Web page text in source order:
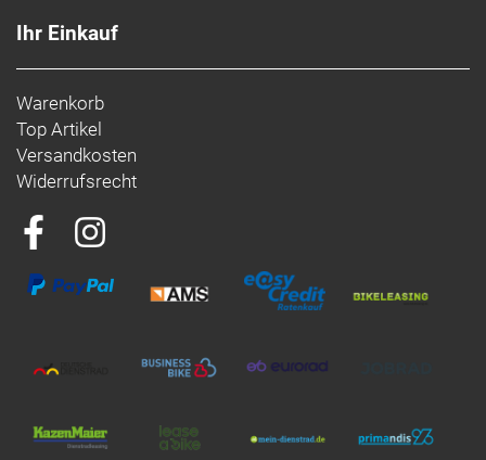
Ihr Einkauf
Warenkorb
Top Artikel
Versandkosten
Widerrufsrecht